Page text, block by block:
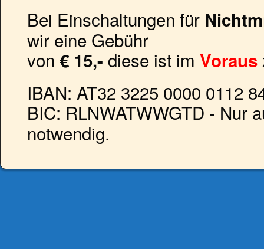
Bei Einschaltungen für
wir eine Gebühr
von € 15,- diese ist im Voraus
IBAN: AT32 3225 0000 0112
BIC: RLNWATWWGTD - Nur
notwendig.